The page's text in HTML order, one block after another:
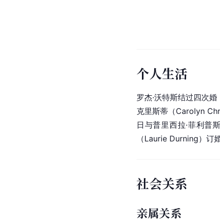
个人生活
罗杰·沃特斯结过四次
克里斯蒂（Carolyn
日与普里西拉·菲利普
（Laurie Durning）订
社会关系
亲属关系